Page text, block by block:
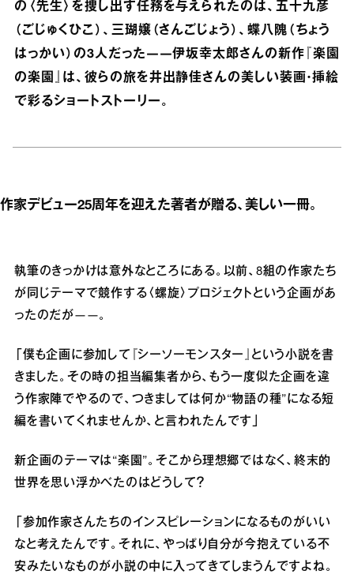
の〈先生〉を捜し出す任務を与えられたのは、五十九彦
（ごじゅくひこ）、三瑚嬢（さんごじょう）、蝶八隗（ちょう
はっかい）の3人だった――伊坂幸太郎さんの新作『楽園
の楽園』は、彼らの旅を井出静佳さんの美しい装画・挿絵
で彩るショートストーリー。
作家デビュー25周年を迎えた著者が贈る、美しい一冊。
執筆のきっかけは意外なところにある。以前、8組の作家たち
が同じテーマで競作する〈螺旋〉プロジェクトという企画があ
ったのだが――。
「僕も企画に参加して『シーソーモンスター』という小説を書
きました。その時の担当編集者から、もう一度似た企画を違
う作家陣でやるので、つきましては何か“物語の種”になる短
編を書いてくれませんか、と言われたんです」
新企画のテーマは“楽園”。そこから理想郷ではなく、終末的
世界を思い浮かべたのはどうして？
「参加作家さんたちのインスピレーションになるものがいい
なと考えたんです。それに、やっぱり自分が今抱えている不
安みたいなものが小説の中に入ってきてしまうんですよね。